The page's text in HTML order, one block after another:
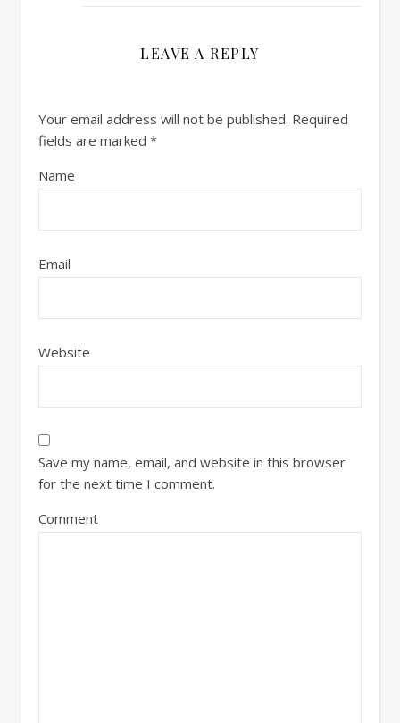
LEAVE A REPLY
Your email address will not be published. Required
fields are marked *
Name
Email
Website
Save my name, email, and website in this browser
for the next time I comment.
Comment